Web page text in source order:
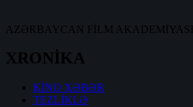
AZƏRBAYCAN FİLM AKADEMİYASI
XRONİKA
KİNO XƏBƏR
TEZLİKLƏ